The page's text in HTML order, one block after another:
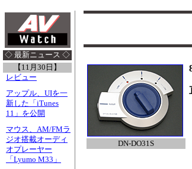
◇ 最新ニュース ◇
【11月30日】
レビュー
アップル、UIを一
新した「iTunes
11」を公開
マウス、AM/FMラ
ジオ搭載オーディ
オプレーヤー
「Lyumo M33」
DN-DO31S